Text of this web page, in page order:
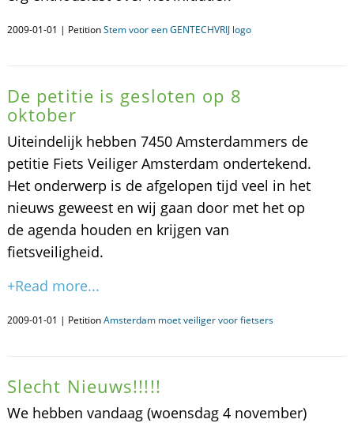
2009-01-01 | PetitionStem voor een GENTECHVRIJ logo
De petitie is gesloten op 8
oktober
Uiteindelijk hebben 7450 Amsterdammers de
petitie Fiets Veiliger Amsterdam ondertekend.
Het onderwerp is de afgelopen tijd veel in het
nieuws geweest en wij gaan door met het op
de agenda houden en krijgen van
fietsveiligheid.
+Read more...
2009-01-01 | PetitionAmsterdam moet veiliger voor fietsers
Slecht Nieuws!!!!!
We hebben vandaag (woensdag 4 november)